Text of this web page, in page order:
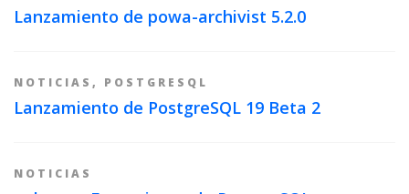
Lanzamiento de powa-archivist 5.2.0
NOTICIAS , POSTGRESQL
Lanzamiento de PostgreSQL 19 Beta 2
NOTICIAS